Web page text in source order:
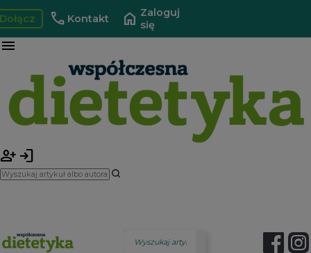
call Kontakt home Zaloguj
się
menu
person_add login